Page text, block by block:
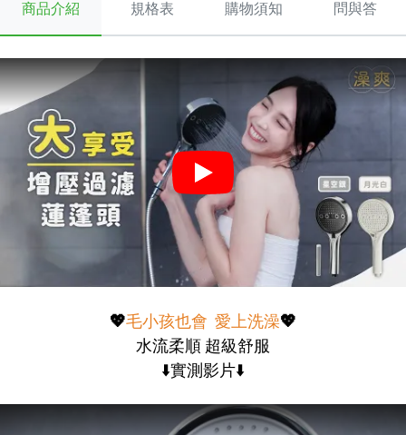
商品介紹 規格表 購物須知 問與答
💖毛小孩也會 愛上洗澡💖
水流柔順 超級舒服
⬇️實測影片⬇️